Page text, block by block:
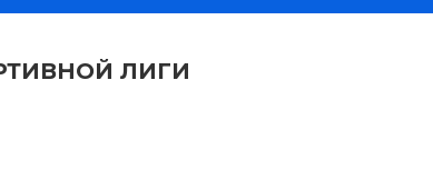
ЛИГИ